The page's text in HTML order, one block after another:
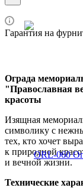
Гарантия на
Ограда
"Православная
красоты
Изящная
символику с
тех, кто хочет
к природной
и вечной жизни.
Технические